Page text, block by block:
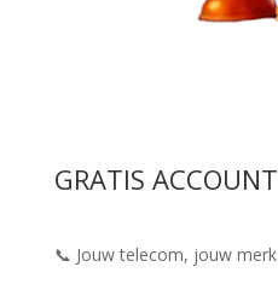
GRATIS ACCOUNT
📞 Jouw telecom, jouw merk